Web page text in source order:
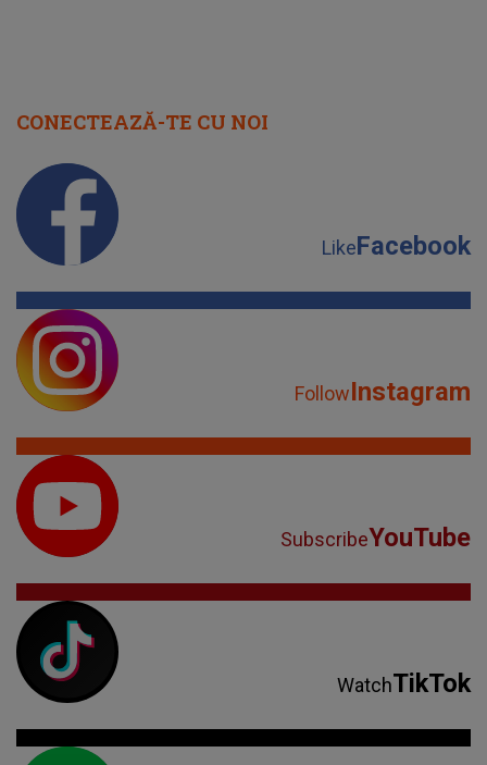
CONECTEAZĂ-TE CU NOI
LikeFacebook
FollowInstagram
SubscribeYouTube
WatchTikTok